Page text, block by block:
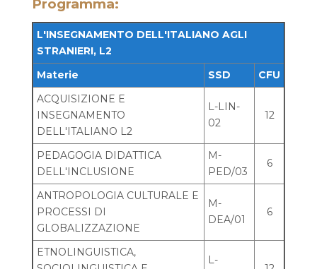
Programma:
L'INSEGNAMENTO DELL'ITALIANO AGLI
STRANIERI, L2
Materie
SSD
CFU
ACQUISIZIONE E
INSEGNAMENTO
DELL'ITALIANO L2
L-LIN-
02
12
PEDAGOGIA DIDATTICA
DELL'INCLUSIONE
M-
PED/03
6
ANTROPOLOGIA CULTURALE E
PROCESSI DI
GLOBALIZZAZIONE
M-
DEA/01
6
ETNOLINGUISTICA,
L-